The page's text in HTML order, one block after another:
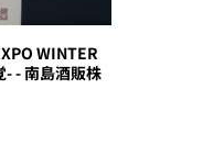
WINTER
- 南島酒販株